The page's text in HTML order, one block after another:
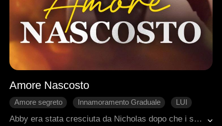
Amore Nascosto
Amore segreto Innamoramento Graduale
LUI
Abby era stata cresciuta da Nicholas dopo che i suoi genitori l'avevano abbandonata da bambina. Scambiò la sua dipendenza da lui per amore, il che portò la famiglia di Nicholas a esiliarla all'estero per anni.Al suo ritorno, Abby trovò la famiglia di Nicholas vittima di un complotto. Per ripagare la sua gentilezza, divenne la compagna segreta di Johnny, un potente erede che, in segreto, l'aveva sempre amata.Attraverso le sue attenzioni sincere, Abby fu profondamente toccata e finalmente capì cosa significasse il vero amore.